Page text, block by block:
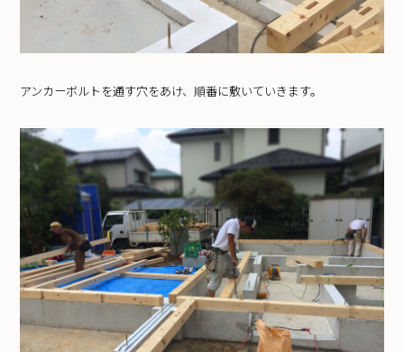
アンカーボルトを通す穴をあけ、順番に敷いていきます。